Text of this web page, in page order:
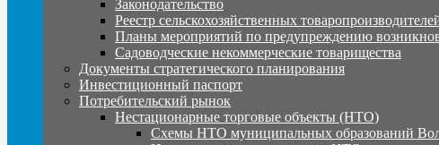
Законодательство
Реестр сельскохозяйственных
Планы мероприятий по предупреждению
Садоводческие некоммерческие товарищества
Документы стратегического планирования
Инвестиционный паспорт
Потребительский рынок
Нестационарные торговые объекты (НТО)
Схемы НТО муниципальных образований